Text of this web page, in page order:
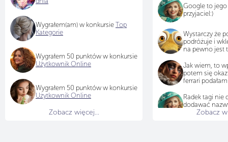
Wygrałem(am) w konkursie Top
Kategorie
Wygrałem 50 punktów w konkursie
Użytkownik Online
Wygrałem 50 punktów w konkursie
Użytkownik Online
Zobacz więcej...
Google to jego
przyjaciel:)
Wystarczy że
podróżuje i
na pewno jest
Jak wiem, to
potem się
ferrari podałam
Radek tagi nie
dodawać
bo po świecie
Zobacz